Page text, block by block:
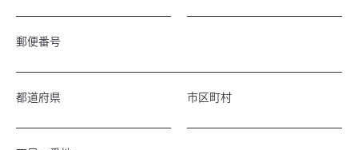
郵便番号
都道府県 市区町村